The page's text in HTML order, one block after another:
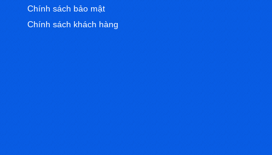
Chính sách bảo mật
Chính sách khách hàng